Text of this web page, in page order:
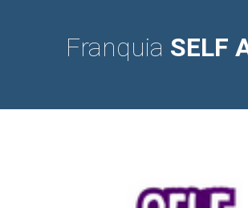
Franquia SELF